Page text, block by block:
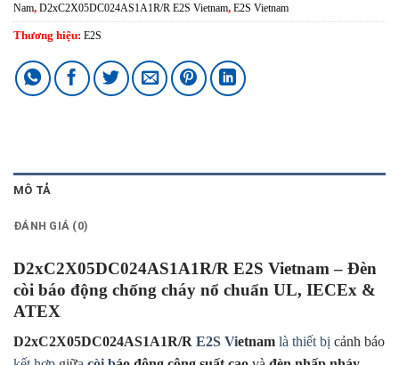
Nam, D2xC2X05DC024AS1A1R/R E2S Vietnam, E2S Vietnam
Thương hiệu: E2S
MÔ TẢ
ĐÁNH GIÁ (0)
D2xC2X05DC024AS1A1R/R E2S Vietnam – Đèn
còi báo động chống cháy nổ chuẩn UL, IECEx &
ATEX
D2xC2X05DC024AS1A1R/R E2S Vietnam là thiết bị cảnh báo